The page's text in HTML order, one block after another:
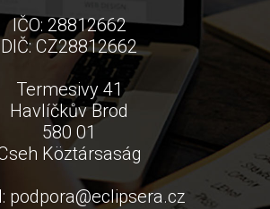
IČO: 28812662
DIČ: CZ28812662
Termesivy 41
Havlíčkův Brod
580 01
Köztársaság
podpora@eclipsera.cz